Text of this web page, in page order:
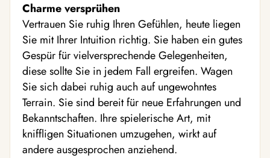
Charme versprühen
Vertrauen Sie ruhig Ihren Gefühlen, heute liegen
Sie mit Ihrer Intuition richtig. Sie haben ein gutes
Gespür für vielversprechende Gelegenheiten,
diese sollte Sie in jedem Fall ergreifen. Wagen
Sie sich dabei ruhig auch auf ungewohntes
Terrain. Sie sind bereit für neue Erfahrungen und
Bekanntschaften. Ihre spielerische Art, mit
kniffligen Situationen umzugehen, wirkt auf
andere ausgesprochen anziehend.